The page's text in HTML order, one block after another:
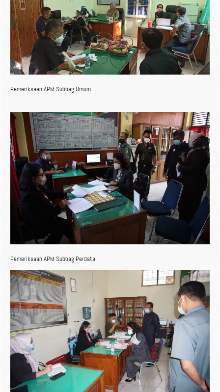
Pemeriksaan APM Subbag Umum
Pemeriksaan APM Subbag Perdata